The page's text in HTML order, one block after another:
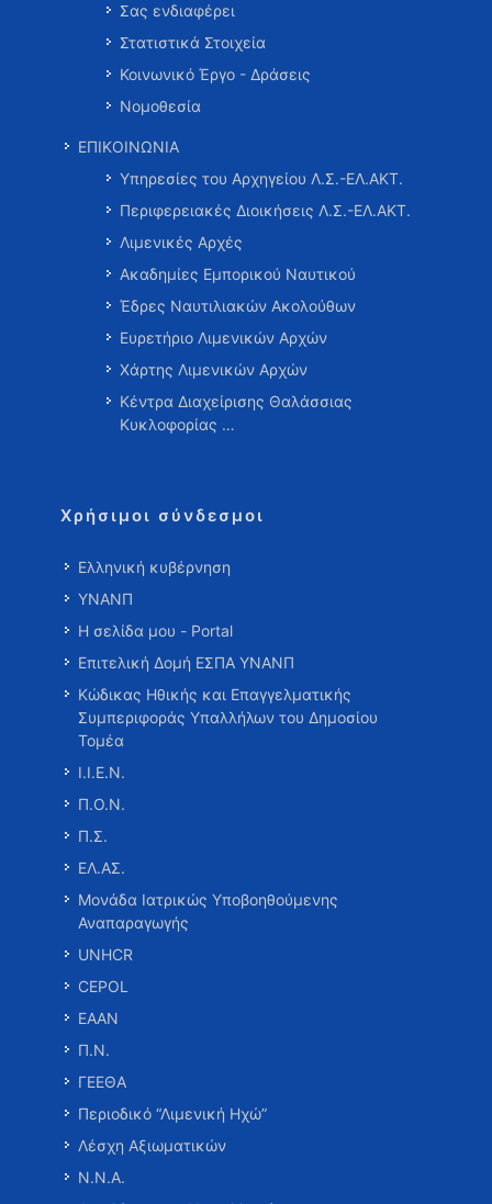
Σας ενδιαφέρει
Στατιστικά Στοιχεία
Κοινωνικό Έργο - Δράσεις
Νομοθεσία
ΕΠΙΚΟΙΝΩΝΙΑ
Υπηρεσίες του Αρχηγείου Λ.Σ.-ΕΛ.ΑΚΤ.
Περιφερειακές Διοικήσεις Λ.Σ.-ΕΛ.ΑΚΤ.
Λιμενικές Αρχές
Ακαδημίες Εμπορικού Ναυτικού
Έδρες Ναυτιλιακών Ακολούθων
Ευρετήριο Λιμενικών Αρχών
Χάρτης Λιμενικών Αρχών
Κέντρα Διαχείρισης Θαλάσσιας
Κυκλοφορίας …
Χρήσιμοι σύνδεσμοι
Ελληνική κυβέρνηση
ΥΝΑΝΠ
Η σελίδα μου - Portal
Επιτελική Δομή ΕΣΠΑ ΥΝΑΝΠ
Κώδικας Ηθικής και Επαγγελματικής
Συμπεριφοράς Υπαλλήλων του Δημοσίου
Τομέα
Ι.Ι.Ε.Ν.
Π.Ο.Ν.
Π.Σ.
ΕΛ.ΑΣ.
Μονάδα Ιατρικώς Υποβοηθούμενης
Αναπαραγωγής
UNHCR
CEPOL
ΕΑΑΝ
Π.Ν.
ΓΕΕΘΑ
Περιοδικό “Λιμενική Ηχώ”
Λέσχη Αξιωματικών
Ν.Ν.Α.